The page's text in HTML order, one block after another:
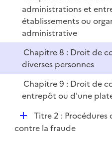
administrations et
établissements ou
administrative
Chapitre 8 : Droit de
diverses personnes
Chapitre 9 : Droit de
entrepôt ou d'une
D
é
Titre 2 :
contre la fraude